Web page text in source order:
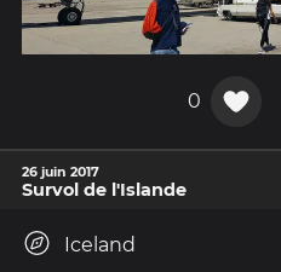
0
26 juin 2017
Survol de l'Islande
Iceland